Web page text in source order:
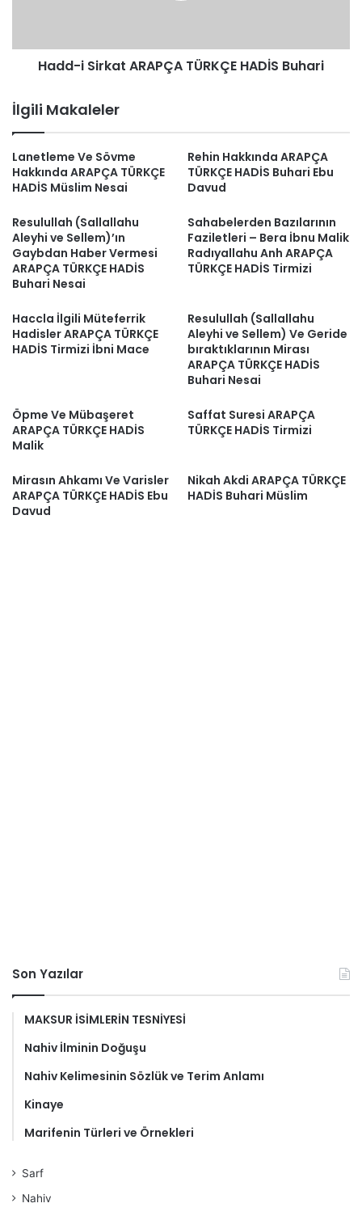
Hadd-i Sirkat ARAPÇA TÜRKÇE HADİS Buhari
İlgili Makaleler
Lanetleme Ve Sövme
Hakkında ARAPÇA TÜRKÇE
HADİS Müslim Nesai
Rehin Hakkında ARAPÇA
TÜRKÇE HADİS Buhari Ebu
Davud
Resulullah (Sallallahu
Aleyhi ve Sellem)’ın
Gaybdan Haber Vermesi
ARAPÇA TÜRKÇE HADİS
Buhari Nesai
Sahabelerden Bazılarının
Faziletleri – Bera İbnu Malik
Radıyallahu Anh ARAPÇA
TÜRKÇE HADİS Tirmizi
Haccla İlgili Müteferrik
Hadisler ARAPÇA TÜRKÇE
HADİS Tirmizi İbni Mace
Resulullah (Sallallahu
Aleyhi ve Sellem) Ve Geride
bıraktıklarının Mirası
ARAPÇA TÜRKÇE HADİS
Buhari Nesai
Öpme Ve Mübaşeret
ARAPÇA TÜRKÇE HADİS
Malik
Saffat Suresi ARAPÇA
TÜRKÇE HADİS Tirmizi
Mirasın Ahkamı Ve Varisler
ARAPÇA TÜRKÇE HADİS Ebu
Davud
Nikah Akdi ARAPÇA TÜRKÇE
HADİS Buhari Müslim
Son Yazılar
MAKSUR İSİMLERİN TESNİYESİ
Nahiv İlminin Doğuşu
Nahiv Kelimesinin Sözlük ve Terim Anlamı
Kinaye
Marifenin Türleri ve Örnekleri
Sarf
Nahiv